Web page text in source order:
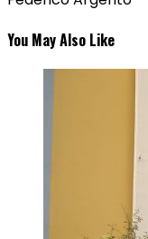
You May Also Like